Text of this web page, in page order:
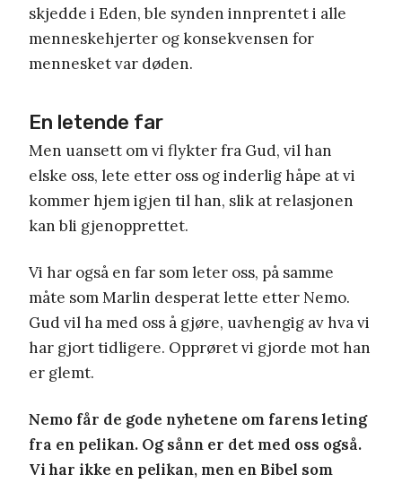
skjedde i Eden, ble synden innprentet i alle
menneskehjerter og konsekvensen for
mennesket var døden.
En letende far
Men uansett om vi flykter fra Gud, vil han
elske oss, lete etter oss og inderlig håpe at vi
kommer hjem igjen til han, slik at relasjonen
kan bli gjenopprettet.
Vi har også en far som leter oss, på samme
måte som Marlin desperat lette etter Nemo.
Gud vil ha med oss å gjøre, uavhengig av hva vi
har gjort tidligere. Opprøret vi gjorde mot han
er glemt.
Nemo får de gode nyhetene om farens leting
fra en pelikan. Og sånn er det med oss også.
Vi har ikke en pelikan, men en Bibel som